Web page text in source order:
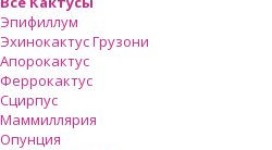
Эпифиллум
Эхинокактус Грузони
Апорокактус
Феррокактус
Сцирпус
Маммиллярия
Опунция